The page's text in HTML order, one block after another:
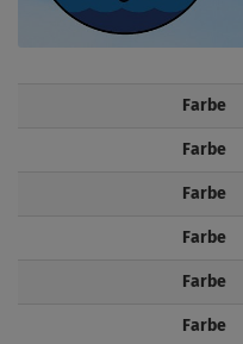
Farbe
Farbe
Farbe
Farbe
Farbe
Farbe